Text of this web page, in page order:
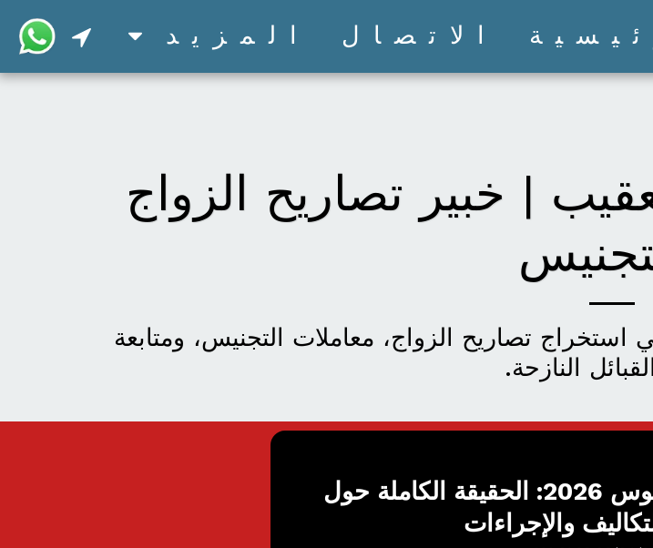
الاتصال المزيد
| خبير تصاريح الزواج
النازحة.
استخراج تصريح زواج بفلوس 2026: الحقيقة الكاملة حول
والإجراءات